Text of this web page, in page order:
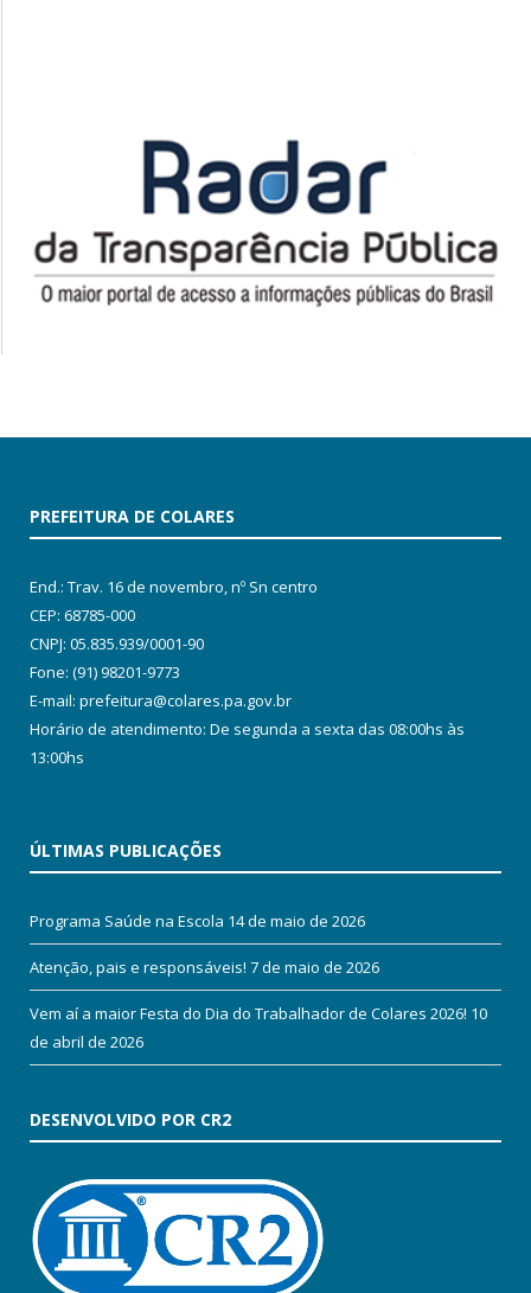
PREFEITURA DE COLARES
End.: Trav. 16 de novembro, nº Sn centro
CEP: 68785-000
CNPJ: 05.835.939/0001-90
Fone: (91) 98201-9773
E-mail: prefeitura@colares.pa.gov.br
Horário de atendimento: De segunda a sexta das 08:00hs às
13:00hs
ÚLTIMAS PUBLICAÇÕES
Programa Saúde na Escola 14 de maio de 2026
Atenção, pais e responsáveis! 7 de maio de 2026
Vem aí a maior Festa do Dia do Trabalhador de Colares 2026! 10
de abril de 2026
DESENVOLVIDO POR CR2